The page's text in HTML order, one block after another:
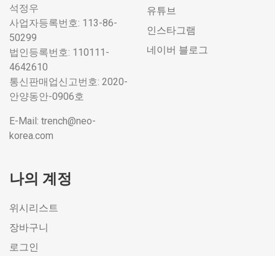
석정우
사업자등록번호: 113-86-
50299
법인등록번호: 110111-
4642610
통신판매업신고번호: 2020-
안양동안-0906호
E-Mail: trench@neo-
korea.com
유튜브
인스타그램
네이버 블로그
나의 계정
위시리스트
장바구니
로그인